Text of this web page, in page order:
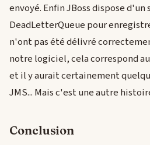
envoyé. Enfin JBoss dispose
DeadLetterQueue pour
n'ont pas été délivré
notre logiciel, cela correspond
et il y aurait certainement
JMS... Mais c'est une autre
Conclusion